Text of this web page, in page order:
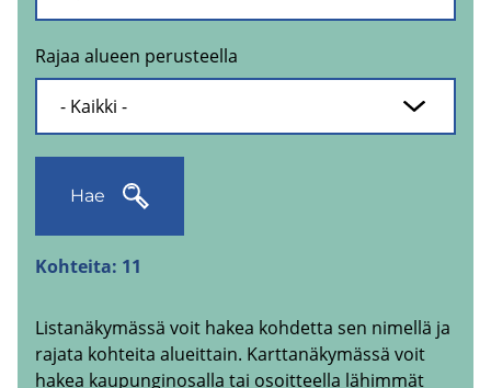
Rajaa alueen perusteella
Hae
Kohteita: 11
Listanäkymässä voit hakea kohdetta sen nimellä ja
rajata kohteita alueittain. Karttanäkymässä voit
hakea kaupunginosalla tai osoitteella lähimmät